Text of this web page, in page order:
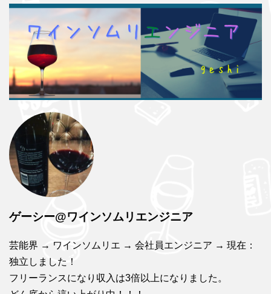
ゲーシー@ワインソムリエンジニア
芸能界 → ワインソムリエ → 会社員エンジニア → 現在：
独立しました！
フリーランスになり収入は3倍以上になりました。